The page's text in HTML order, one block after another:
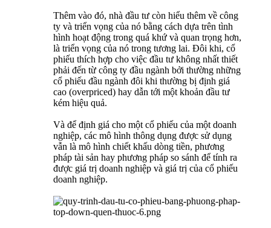
Thêm vào đó, nhà đầu tư còn hiểu thêm về công
ty và triển vọng của nó bằng cách dựa trên tình
hình hoạt động trong quá khứ và quan trọng hơn,
là triển vọng của nó trong tương lai. Đôi khi, cổ
phiếu thích hợp cho việc đầu tư không nhất thiết
phải đến từ công ty đầu ngành bởi thường những
cổ phiếu đầu ngành đôi khi thường bị định giá
cao (overpriced) hay dẫn tới một khoản đầu tư
kém hiệu quả.
Và để định giá cho một cổ phiếu của một doanh
nghiệp, các mô hình thông dụng được sử dụng
vẫn là mô hình chiết khấu dòng tiền, phương
pháp tài sản hay phương pháp so sánh để tính ra
được giá trị doanh nghiệp và giá trị của cổ phiếu
doanh nghiệp.